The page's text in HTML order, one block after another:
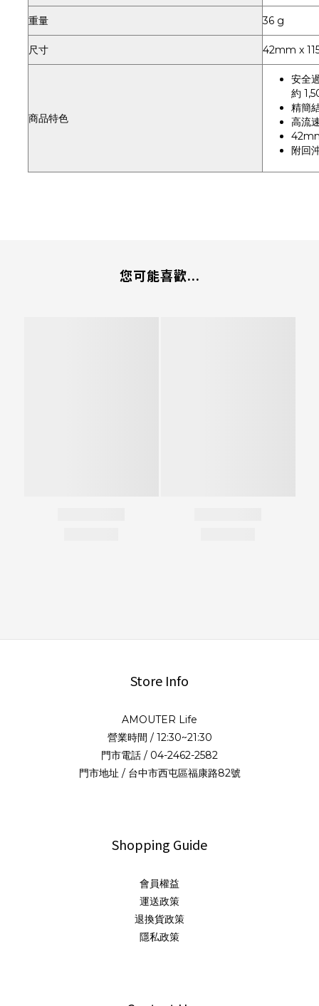
重量 36 g
尺寸 42mm x
商品特色
安全
約
精簡
高流
附回
您可能喜歡...
Store Info
AMOUTER Life
營業時間 / 12:30~21:30
門市電話 / 04-2462-2582
門市地址 / 台中市西屯區福康路82號
Shopping Guide
會員權益
運送政策
退換貨政策
隱私政策